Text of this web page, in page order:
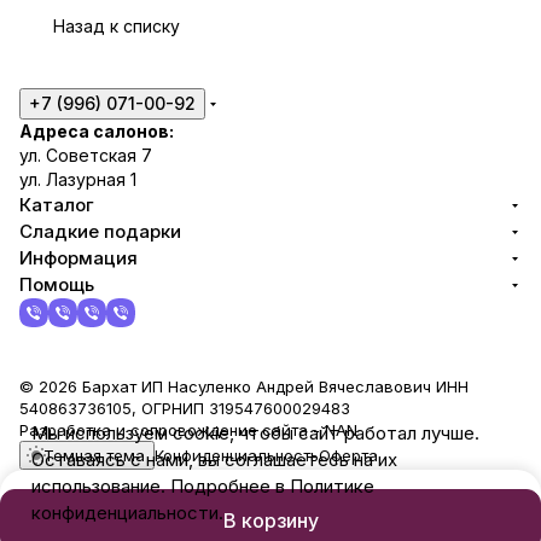
Назад к списку
В корзину
+7 (996) 071-00-92
Адреса салонов:
ул. Советская 7
ул. Лазурная 1
Каталог
Сладкие подарки
Информация
Помощь
© 2026 Бархат ИП Насуленко Андрей Вячеславович ИНН
540863736105, ОГРНИП 319547600029483
Разработка и сопровождение сайта -NAN
Темная тема КонфиденциальностьОферта
Мы используем cookie, чтобы сайт работал лучше.
Оставаясь с нами, вы соглашаетесь на их
использование. Подробнее в Политике
конфиденциальности.